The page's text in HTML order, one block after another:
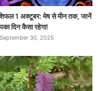
1 अक्टूबर: मेष से मीन तक, जानें
दिन कैसा रहेगा!
September 30, 2025